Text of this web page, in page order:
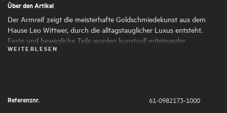
Über den Artikel
Der Armreif zeigt die meisterhafte Goldschmiedekunst aus dem
Hause Leo Wittwer, durch die alltagstauglicher Luxus entsteht.
Feste und bewegliche Teile wurden kunstvoll miteinander
verbunden, sodass der Armreif stets seine Form behält und sich
WEITERLESEN
Referenznr.
61-0982173-1000